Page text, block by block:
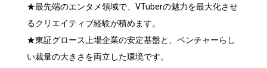
★最先端のエンタメ領域で、VTuberの魅力を最大化させ
るクリエイティブ経験が積めます。
★東証グロース上場企業の安定基盤と、ベンチャーらし
い裁量の大きさを両立した環境です。